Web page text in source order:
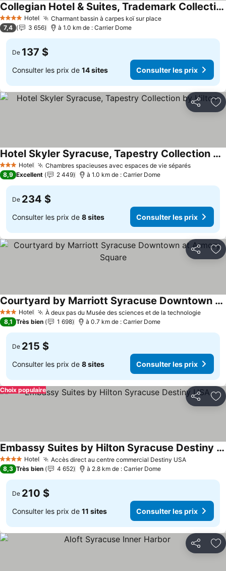
4 Étoiles Hotel Charmant bassin à carpes koï sur placeConsulter les
Collegian Hotel & Suites, Trademark Collection by Wyndham
Consulter les prix
7,4 3 656 à 1.0 km de : Carrier Dome
De 137 $
Consulter les prix de 14 sites Consulter les prix
Partager
3 ÉtoilesHotel Chambres spacieuses avec espaces de vie séparés
Hotel Skyler Syracuse, Tapestry Collection by Hilton
Consulter les prix
8,9 Excellent 2 449 à 1.0 km de : Carrier Dome
De 234 $
Consulter les prix de 8 sites Consulter les prix
Partager
3 ÉtoilesHotel À deux pas du Musée des sciences et de la technologie
Courtyard by Marriott Syracuse Downtown at Armory Square
Consulter les prix
8,1 Très bien 1 698 à 0.7 km de : Carrier Dome
De 215 $
Consulter les prix de 8 sites Consulter les prix
Partager
Choix populaire
4 Étoiles Hotel Accès direct au centre commercial Destiny USAConsulter
Embassy Suites by Hilton Syracuse Destiny USA
Consulter les prix
8,3 Très bien 4 652 à 2.8 km de : Carrier Dome
De 210 $
Consulter les prix de 11 sites Consulter les prix
Partager